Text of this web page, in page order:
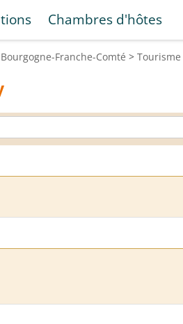
Chambres d'hôtes
Bourgogne-Franche-Comté > Tourisme